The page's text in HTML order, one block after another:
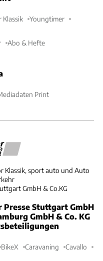
Klassik Youngtimer
Abo & Hefte
Print
sport auto und Auto
GmbH & Co.KG
Stuttgart GmbH
GmbH & Co. KG
BikeX Caravaning Cavallo